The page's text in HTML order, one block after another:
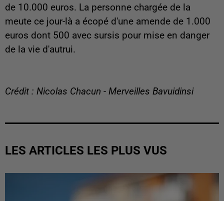
de 10.000 euros. La personne chargée de la
meute ce jour-là a écopé d'une amende de 1.000
euros dont 500 avec sursis pour mise en danger
de la vie d'autrui.
Crédit : Nicolas Chacun - Merveilles Bavuidinsi
LES ARTICLES LES PLUS VUS